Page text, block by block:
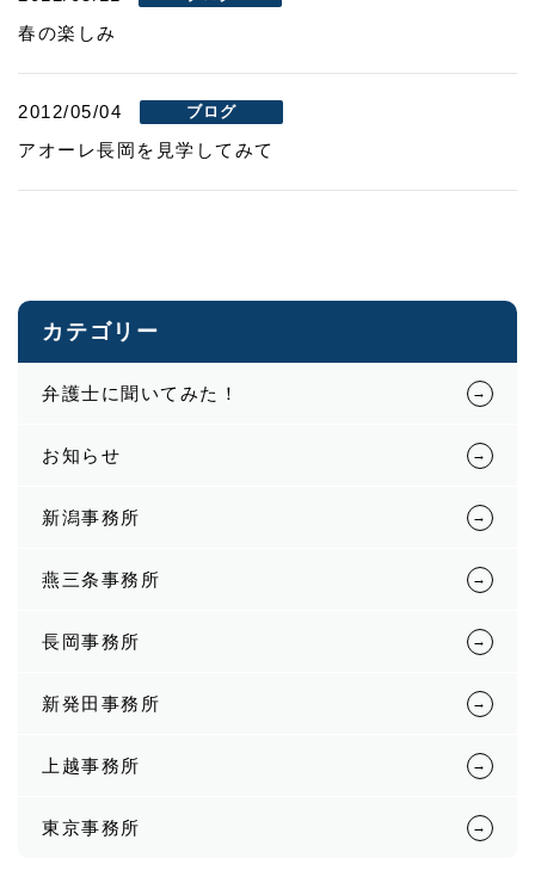
春の楽しみ
2012/05/04 ブログ
アオーレ長岡を見学してみて
カテゴリー
弁護士に聞いてみた！
お知らせ
新潟事務所
燕三条事務所
長岡事務所
新発田事務所
上越事務所
東京事務所